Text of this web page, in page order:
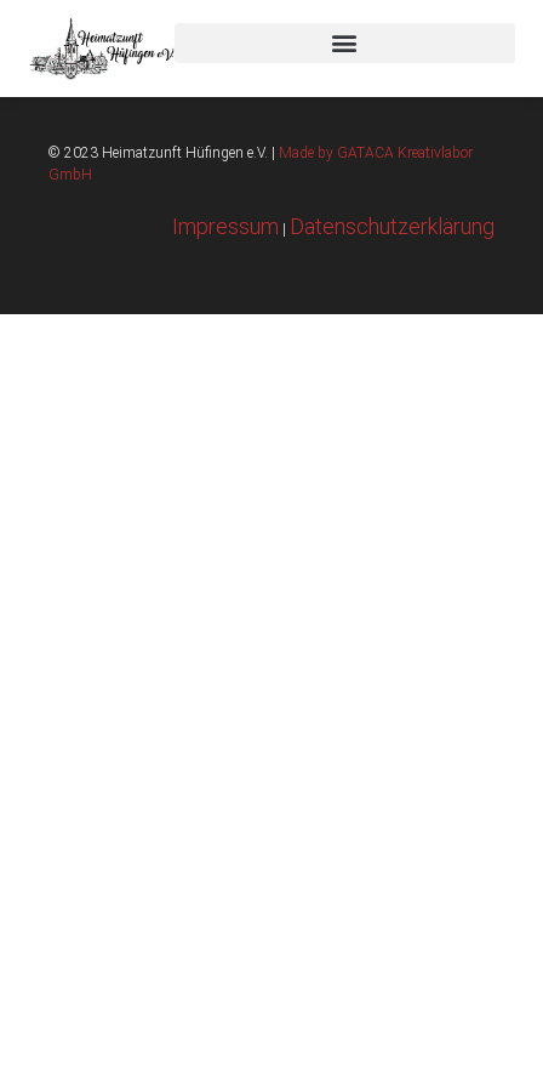
© 2023 Heimatzunft Hüfingen e.V. |
Made by GATACA Kreativlabor
GmbH
Impressum Datenschutzerklärung